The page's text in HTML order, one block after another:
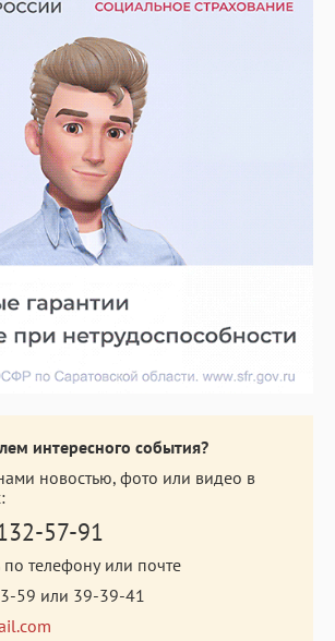
интересного события?
новостью, фото или видео в
57-91
по телефону или почте
59 или 39-39-41